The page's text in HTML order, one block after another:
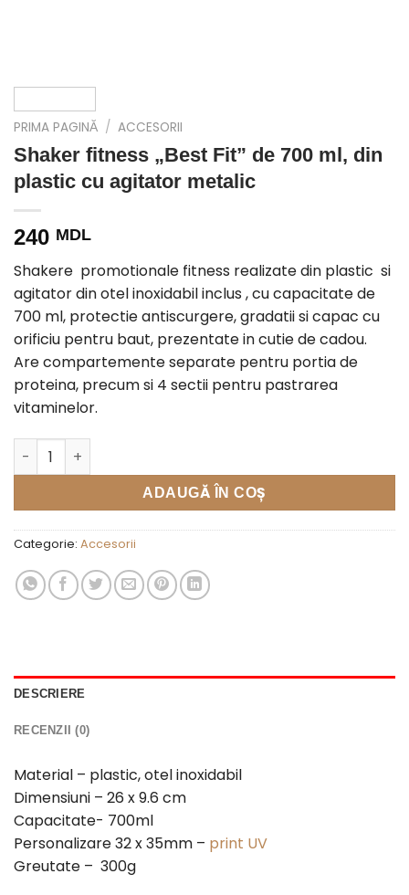
PRIMA PAGINĂ / ACCESORII
Shaker fitness „Best Fit” de 700 ml, din
plastic cu agitator metalic
240 MDL
Shakere promotionale fitness realizate din plastic si
agitator din otel inoxidabil inclus , cu capacitate de
700 ml, protectie antiscurgere, gradatii si capac cu
orificiu pentru baut, prezentate in cutie de cadou.
Are compartemente separate pentru portia de
proteina, precum si 4 sectii pentru pastrarea
vitaminelor.
Cantitate Shaker fitness "Best Fit" de 700 ml, din plastic cu
ADAUGĂ ÎN COȘ
Categorie: Accesorii
DESCRIERE
RECENZII (0)
Material – plastic, otel inoxidabil
Dimensiuni – 26 x 9.6 cm
Capacitate- 700ml
Personalizare 32x 35mm – print UV
Greutate – 300g